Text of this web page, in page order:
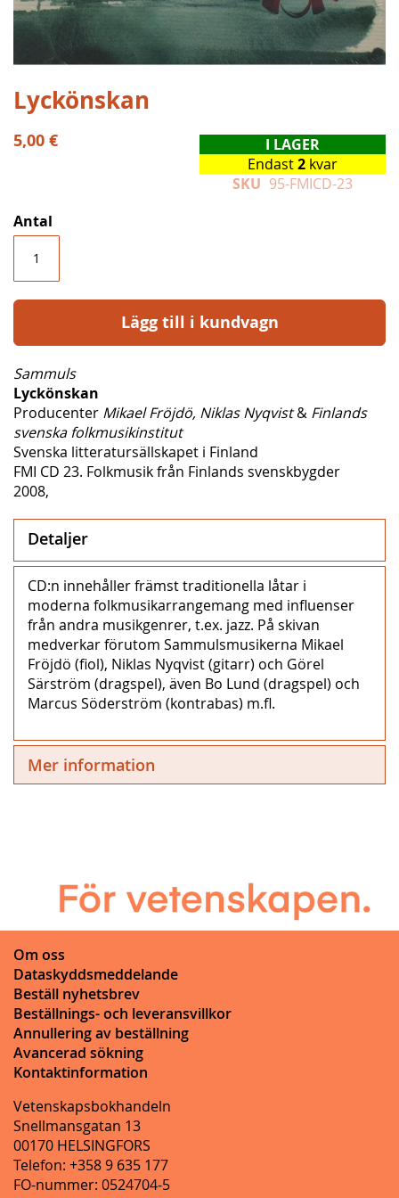
Hoppa
till
början
av
Lyckönskan
5,00 €
I LAGER
Endast2 kvar
SKU 95-FMICD-23
Antal
Lägg till i kundvagn
Sammuls
Lyckönskan
Producenter Mikael Fröjdö, Niklas Nyqvist& Finlands
svenska folkmusikinstitut
Svenska litteratursällskapet i Finland
FMI CD 23. Folkmusik från Finlands svenskbygder
2008,
Detaljer
CD:n innehåller främst traditionella låtar i
moderna folkmusikarrangemang med influenser
från andra musikgenrer, t.ex. jazz. På skivan
medverkar förutom Sammulsmusikerna Mikael
Fröjdö (fiol), Niklas Nyqvist (gitarr) och Görel
Särström (dragspel), även Bo Lund (dragspel) och
Marcus Söderström (kontrabas) m.fl.
Mer information
Om oss
Dataskyddsmeddelande
Beställ nyhetsbrev
Beställnings- och leveransvillkor
Annullering av beställning
Avancerad sökning
Kontaktinformation
Vetenskapsbokhandeln
Snellmansgatan 13
00170 HELSINGFORS
Telefon: +358 9 635 177
FO-nummer: 0524704-5